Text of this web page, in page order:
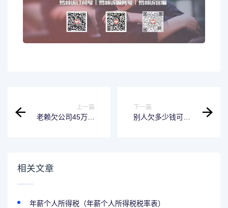
上一篇
老赖欠公司45万算
下一篇
别人欠多少钱可以
相关文章
年薪个人所得税（年薪个人所得税税率表）